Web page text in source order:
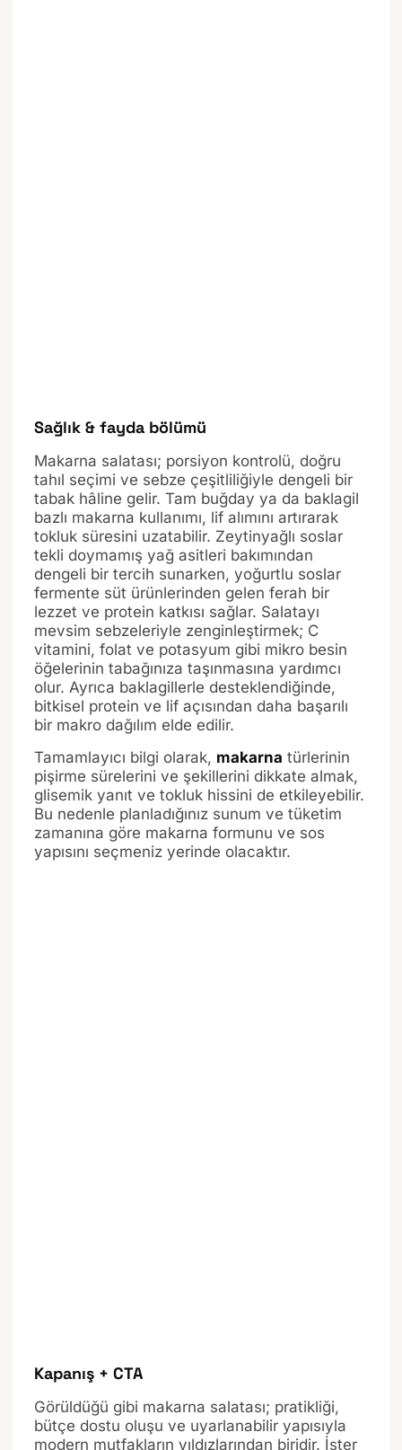
Sağlık & fayda bölümü
Makarna salatası; porsiyon kontrolü, doğru
tahıl seçimi ve sebze çeşitliliğiyle dengeli bir
tabak hâline gelir. Tam buğday ya da baklagil
bazlı makarna kullanımı, lif alımını artırarak
tokluk süresini uzatabilir. Zeytinyağlı soslar
tekli doymamış yağ asitleri bakımından
dengeli bir tercih sunarken, yoğurtlu soslar
fermente süt ürünlerinden gelen ferah bir
lezzet ve protein katkısı sağlar. Salatayı
mevsim sebzeleriyle zenginleştirmek; C
vitamini, folat ve potasyum gibi mikro besin
öğelerinin tabağınıza taşınmasına yardımcı
olur. Ayrıca baklagillerle desteklendiğinde,
bitkisel protein ve lif açısından daha başarılı
bir makro dağılım elde edilir.
Tamamlayıcı bilgi olarak, makarna türlerinin
pişirme sürelerini ve şekillerini dikkate almak,
glisemik yanıt ve tokluk hissini de etkileyebilir.
Bu nedenle planladığınız sunum ve tüketim
zamanına göre makarna formunu ve sos
yapısını seçmeniz yerinde olacaktır.
Kapanış + CTA
Görüldüğü gibi makarna salatası; pratikliği,
bütçe dostu oluşu ve uyarlanabilir yapısıyla
modern mutfakların yıldızlarından biridir. İster